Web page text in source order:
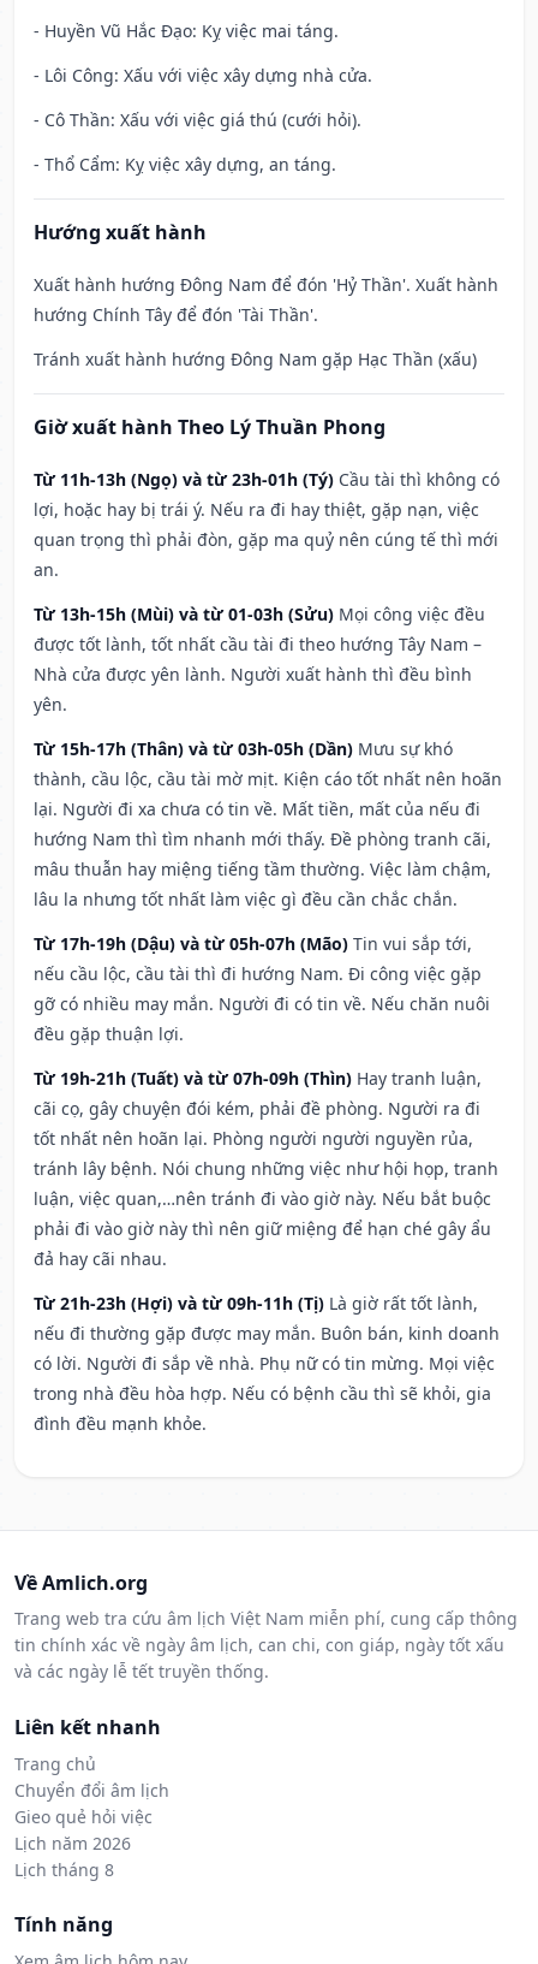
- Huyền Vũ Hắc Đạo: Kỵ việc mai táng.
- Lôi Công: Xấu với việc xây dựng nhà cửa.
- Cô Thần: Xấu với việc giá thú (cưới hỏi).
- Thổ Cẩm: Kỵ việc xây dựng, an táng.
Hướng xuất hành
Xuất hành hướng Đông Nam để đón 'Hỷ Thần'. Xuất hành
hướng Chính Tây để đón 'Tài Thần'.
Tránh xuất hành hướng Đông Nam gặp Hạc Thần (xấu)
Giờ xuất hành Theo Lý Thuần Phong
Từ 11h-13h (Ngọ) và từ 23h-01h (Tý) Cầu tài thì không có
lợi, hoặc hay bị trái ý. Nếu ra đi hay thiệt, gặp nạn, việc
quan trọng thì phải đòn, gặp ma quỷ nên cúng tế thì mới
an.
Từ 13h-15h (Mùi) và từ 01-03h (Sửu) Mọi công việc đều
được tốt lành, tốt nhất cầu tài đi theo hướng Tây Nam –
Nhà cửa được yên lành. Người xuất hành thì đều bình
yên.
Từ 15h-17h (Thân) và từ 03h-05h (Dần) Mưu sự khó
thành, cầu lộc, cầu tài mờ mịt. Kiện cáo tốt nhất nên hoãn
lại. Người đi xa chưa có tin về. Mất tiền, mất của nếu đi
hướng Nam thì tìm nhanh mới thấy. Đề phòng tranh cãi,
mâu thuẫn hay miệng tiếng tầm thường. Việc làm chậm,
lâu la nhưng tốt nhất làm việc gì đều cần chắc chắn.
Từ 17h-19h (Dậu) và từ 05h-07h (Mão) Tin vui sắp tới,
nếu cầu lộc, cầu tài thì đi hướng Nam. Đi công việc gặp
gỡ có nhiều may mắn. Người đi có tin về. Nếu chăn nuôi
đều gặp thuận lợi.
Từ 19h-21h (Tuất) và từ 07h-09h (Thìn) Hay tranh luận,
cãi cọ, gây chuyện đói kém, phải đề phòng. Người ra đi
tốt nhất nên hoãn lại. Phòng người người nguyền rủa,
tránh lây bệnh. Nói chung những việc như hội họp, tranh
luận, việc quan,…nên tránh đi vào giờ này. Nếu bắt buộc
phải đi vào giờ này thì nên giữ miệng để hạn ché gây ẩu
đả hay cãi nhau.
Từ 21h-23h (Hợi) và từ 09h-11h (Tị) Là giờ rất tốt lành,
nếu đi thường gặp được may mắn. Buôn bán, kinh doanh
có lời. Người đi sắp về nhà. Phụ nữ có tin mừng. Mọi việc
trong nhà đều hòa hợp. Nếu có bệnh cầu thì sẽ khỏi, gia
đình đều mạnh khỏe.
Về Amlich.org
Trang web tra cứu âm lịch Việt Nam miễn phí, cung cấp thông
tin chính xác về ngày âm lịch, can chi, con giáp, ngày tốt xấu
và các ngày lễ tết truyền thống.
Liên kết nhanh
Trang chủ
Chuyển đổi âm lịch
Gieo quẻ hỏi việc
Lịch năm 2026
Lịch tháng 8
Tính năng